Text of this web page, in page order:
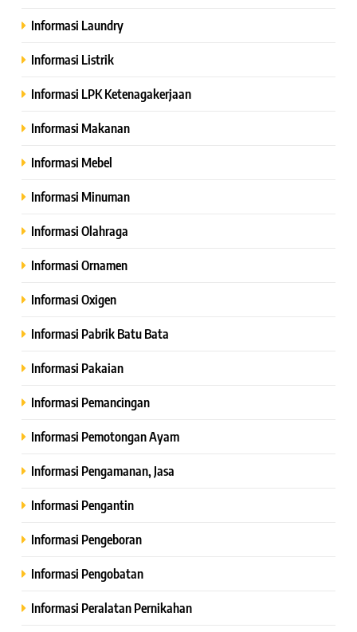
Informasi Laundry
Informasi Listrik
Informasi LPK Ketenagakerjaan
Informasi Makanan
Informasi Mebel
Informasi Minuman
Informasi Olahraga
Informasi Ornamen
Informasi Oxigen
Informasi Pabrik Batu Bata
Informasi Pakaian
Informasi Pemancingan
Informasi Pemotongan Ayam
Informasi Pengamanan, Jasa
Informasi Pengantin
Informasi Pengeboran
Informasi Pengobatan
Informasi Peralatan Pernikahan